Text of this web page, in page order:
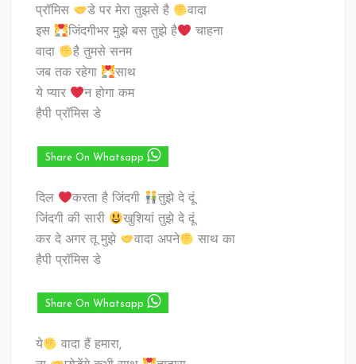
प्रॉमिस डे पर मेरा तुझसे है
वादा
इस
जिंदगीभर मुझे बस तुझे है
चाहना
वादा
है तुमसे सनम
जब तक रहेगा
साथ
ये प्यार
न होगा कम
हैपी प्रॉमिस डे
Share On Whatsapp
दिल करता है जिंदगी
तुझे दे दूं
जिंदगी की सारी
खुशियां तुझे दे दूं
कर दे अगर तू मुझे
वादा अपने
साथ का
हैपी प्रॉमिस डे
Share On Whatsapp
ये
वादा हैं हमारा,